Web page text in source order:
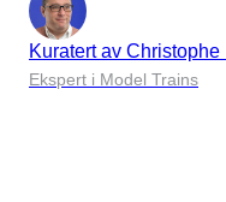
Kuratert av Christophe
Ekspert i Model Trains